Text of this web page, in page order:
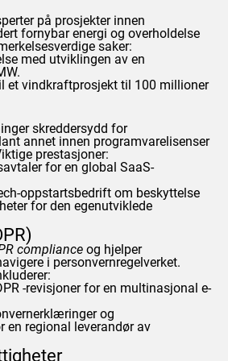
på prosjekter innen
fornybar energi og overholdelse
saker:
med utviklingen av en
et vindkraftprosjekt til 100 millioner
skreddersydd for
annet innen programvarelisenser
prestasjoner:
for en global SaaS-
oppstartsbedrift om beskyttelse
for den egenutviklede
)
compliance og hjelper
i personvernregelverket.
-revisjoner for en multinasjonal e-
og
en regional leverandør av